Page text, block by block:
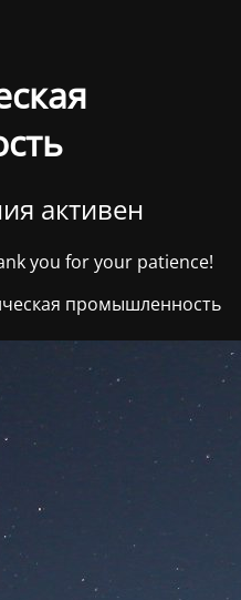
активен
you for your patience!
промышленность